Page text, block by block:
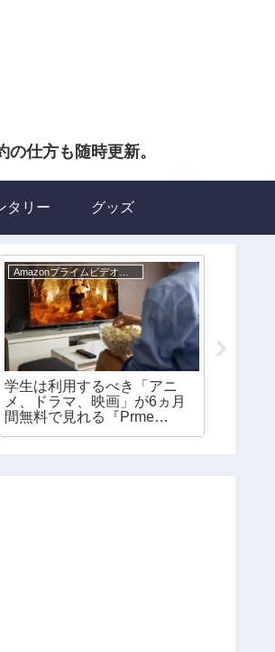
仕方も随時更新。
タリー グッズ
学生は利用するべき「アニ
メ、ドラマ、映画」が6ヵ月
間無料で見れる『Prme